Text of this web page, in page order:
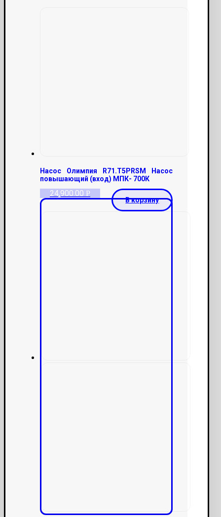
Насос Олимпия R71.T5PRSM Насос
повышающий (вход) МПК- 700К
24,900.00 Р
В корзину